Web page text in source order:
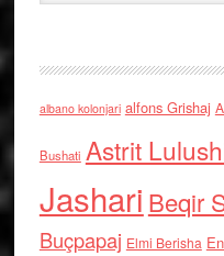
albano kolonjari alfons Grishaj
Bushati Astrit
Jashari Beqir
Buçpapaj Elmi Berisha